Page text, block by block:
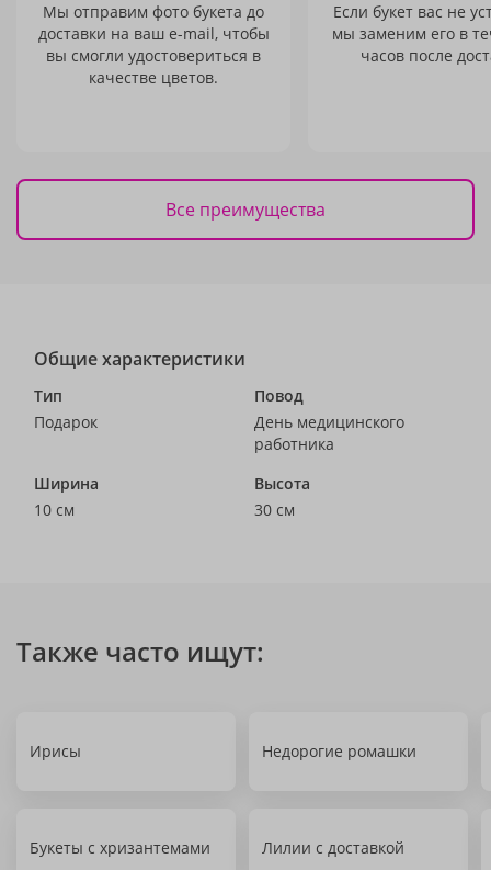
Мы отправим фото букета до
доставки на ваш e-mail, чтобы
вы смогли удостовериться в
качестве цветов.
Если букет вас не
мы заменим его в
часов после
Все преимущества
Общие характеристики
Тип
Подарок
Повод
День медицинского
работника
Ширина
10 см
Высота
30 см
Также часто ищут:
Ирисы Недорогие ромашки
Букеты с хризантемами Лилии с доставкой